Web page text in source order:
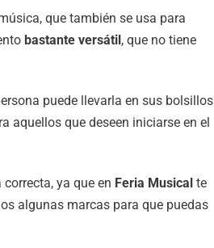
que también se usa para
bastante versátil, que no tiene
puede llevarla en sus bolsillos
aquellos que deseen iniciarse en el
ya que en Feria Musical te
algunas marcas para que puedas